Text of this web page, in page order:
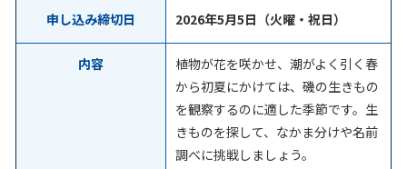
申し込み締切日 2026年5月5日（火曜・祝日）
内容
植物が花を咲かせ、潮がよく引く春
から初夏にかけては、磯の生きもの
を観察するのに適した季節です。生
きものを探して、なかま分けや名前
調べに挑戦しましょう。